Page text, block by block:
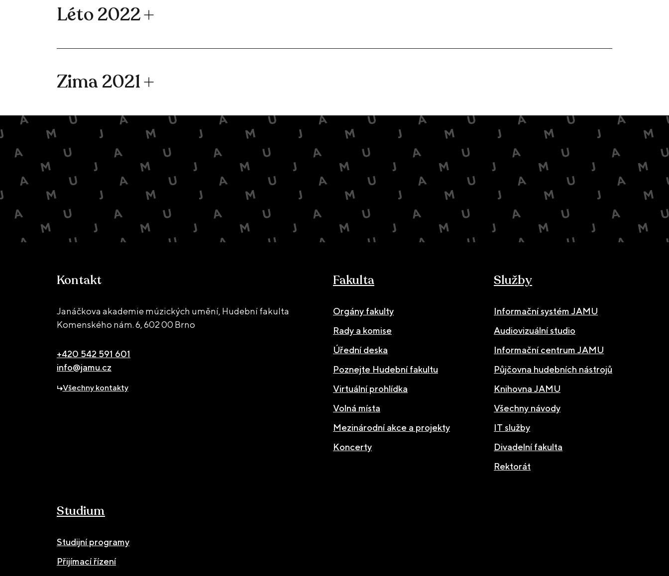
Léto 2022
Zima 2021
Kontakt
Janáčkova akademie múzických umění, Hudební fakulta
Komenského nám. 6,602 00 Brno
+420 542 591 601
info@jamu.cz
Všechny kontakty
Fakulta
Orgány fakulty
Rady a komise
Úřední deska
Poznejte Hudební fakultu
Virtuální prohlídka
Volná místa
Mezinárodní akce a projekty
Koncerty
Služby
Informační systém JAMU
Audiovizuální studio
Informační centrum JAMU
Půjčovna hudebních nástrojů
Knihovna JAMU
Všechny návody
IT služby
Divadelní fakulta
Rektorát
Studium
Studijní programy
Přijímací řízení